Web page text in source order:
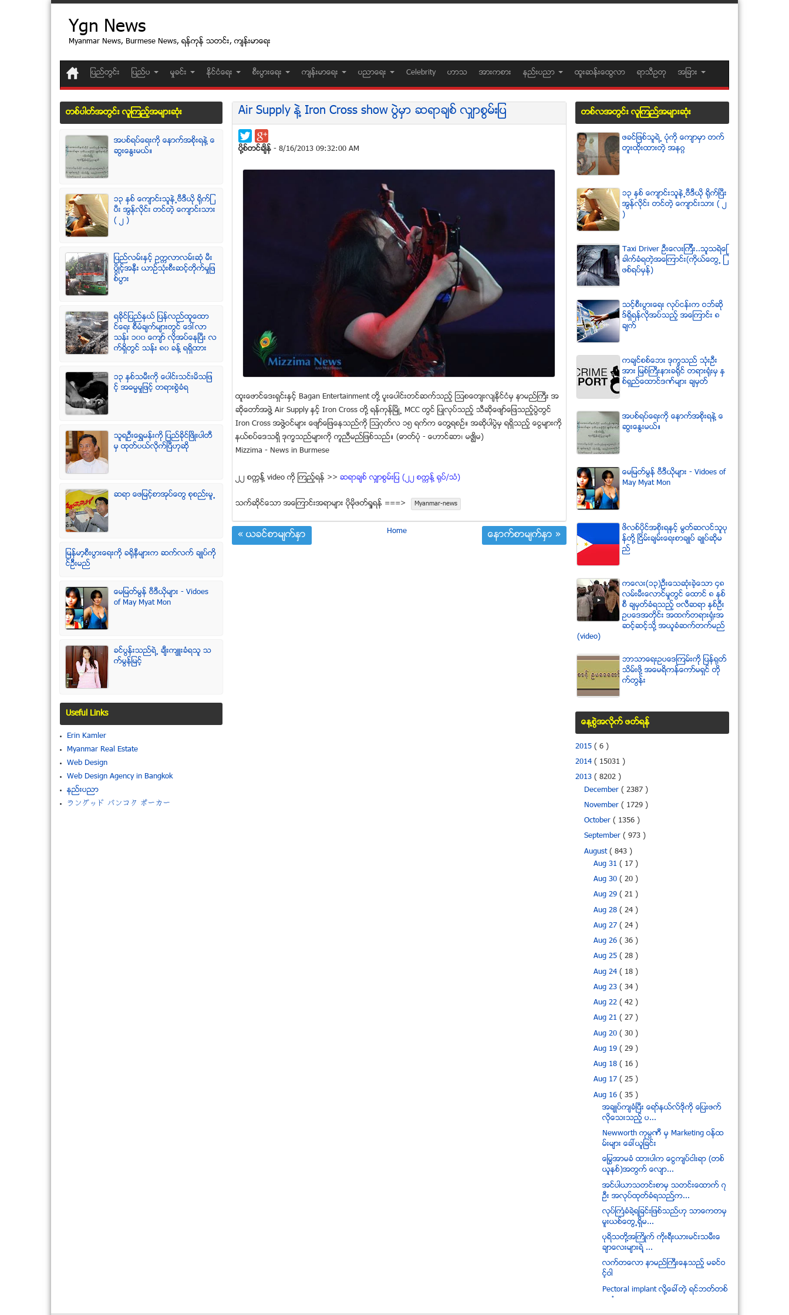
Ygn News
Myanmar News, Burmese News, ရန္ကုန္ သတင္း, က်န္းမာေရး
ျပည္တြင္း ျပည္ပ မႈခင္း ႏုိင္ငံေရး စီးပြားေရး က်န္းမာေရး ပညာေရး Celebrity ဟာသ အားကစား နည္းပညာ ထူးဆန္းေထြလာ ရာသီဥတု အျခား
Air Supply နဲ႔ Iron Cross show ပြဲမွာ ဆရာခ်စ္ လွ်ာစြမ္းျပ
ပုိ႔စ္တင္ခ်ိန္- 8/16/2013 09:32:00 AM
ထူးေဖာင္ေဒးရွင္းႏွင့္ Bagan Entertainment တို႔ ပူးေပါင္းတင္ဆက္သည့္ ၾသစေတ်းလ်ႏိုင္ငံမွ နာမည္ႀကီး အ
ဆိုေတာ္အဖြဲ႔ Air Supply ႏွင့္ Iron Cross တို႔ ရန္ကုန္ၿမိဳ႕ MCC တြင္ ျပဳလုပ္သည့္ သီဆိုေဖ်ာ္ေျဖသည့္ပြဲတြင္
Iron Cross အဖြဲ႔ဝင္မ်ား ေဖ်ာ္ေျဖေနသည္ကို ၾသဂုတ္လ ၁၅ ရက္က ေတြ႔ရစဥ္။ အဆိုပါပြဲမွ ရရွိသည့္ ေငြမ်ားကို
နယ္စပ္ေဒသရွိ ဒုကၡသည္မ်ားကို ကူညီမည္ျဖစ္သည္။ (ဓာတ္ပံု - ေဟာင္ဆာ၊ မဇၥ်ိမ)
Mizzima - News in Burmese
၂၂ စကၠန္္႔ video ကုိ ၾကည့္ရန္ >> ဆရာခ်စ္ လွ်ာစြမ္းျပ (၂၂ စကၠန္႔ ရုပ္/သံ)
သက္ဆုိင္ေသာ အေၾကာင္းအရာမ်ား ပုိမုိဖတ္ရႈရန္ ===> Myanmar-news
« ယခင္စာမ်က္ႏွာ Home ေနာက္စာမ်က္ႏွာ »
တစ္ပါတ္အတြင္း လူၾကည့္အမ်ားဆံုး
အပစ္ရပ္ေရးကို ေနာက္အစိုးရနဲ႔ ေ
ဆြးေႏြးမယ္။
၁၃ ႏွစ္ ေက်ာင္းသူနဲ႕ဗီဒီယို ရိုက္ျ
ပီး အြန္လိုင္း တင္တဲ့ ေက်ာင္းသား
( ၂ )
ျပည္လမ္းႏွင့္ ဥကၠလာလမ္းဆုံ မီး
ပြိဳင့္အနီး ယာဥ္သုံးစီးဆင့္တိုက္မႈျဖ
စ္ပြား
ရခုိင္ျပည္နယ္ ျပန္လည္ထူေထာ
င္ေရး စီမံခ်က္မ်ားတြင္ ေဒၚလာ
သန္း ၁၀၀ ေက်ာ္ လုိအပ္ေနၿပီး လ
က္ရွိတြင္ သန္း ၈၀ ခန္႔ ရရွိထား
၁၃ ႏွစ္သမီးကို ေပါင္းသင္းမိသျဖ
င့္ အဓမၼမႈျဖင့္ တရားစြဲခံရ
သူရဦးေရႊမန္းကို ျပည္ခိုင္ျဖိဳးပါတီ
မွ ထုတ္ပယ္လိုက္ျပီဟုဆို
ဆရာ ေဖျမင့္စာအုပ္ေတြ စုစည္းမူ႕
ျမန္မာ့စီးပြားေရးကို ခရိုနီမ်ားက ဆက္လက္ ခ်ဳပ္ကို
င္ဥိီးမည္
ေမျမတ္မြန္ ဗီဒီယုိမ်ား - Vidoes
of May Myat Mon
ခင္ပြန္းသည္ရဲ႕ ခ်ီးက်ဴးခံရသူ သ
က္မြန္ျမင့္
Useful Links
Erin Kamler
Myanmar Real Estate
Web Design
Web Design Agency in Bangkok
နည္းပညာ
ラングッド バンコク ポーカー
တစ္လအတြင္း လူၾကည္႔အမ်ားဆံုး
ဖခင္ျဖစ္သူရဲ႕ ပံုကို ေက်ာမွာ တက္
တူးထိုးထားတဲ့ အနဂၢ
၁၃ ႏွစ္ ေက်ာင္းသူနဲ႕ဗီဒီယို ရိုက္ျပီး
အြန္လိုင္း တင္တဲ့ ေက်ာင္းသား ( ၂
)
Taxi Driver ဦးေလးၾကီး..သူသရဲေျ
ခာက္ခံရတဲ့အေၾကာင္း(ကိုယ္ေတြ႕ ျ
ဖစ္ရပ္မွန္)
သင့္စီးပြားေရး လုပ္ငန္းက ဝဘ္ဆို
ဒ္ရွိရန္လိုအပ္သည့္ အေၾကာင္း ၈
ခ်က္
ကခ်င္စစ္ေဘး ဒုကၡသည္ သံုးဦး
အား ျမစ္ႀကီးနားခရိုင္ တရားရံုးမွ ႏွ
စ္ရွည္ေထာင္ဒဏ္မ်ား ခ်မွတ္
အပစ္ရပ္ေရးကို ေနာက္အစိုးရနဲ႔ ေ
ဆြးေႏြးမယ္။
ေမျမတ္မြန္ ဗီဒီယုိမ်ား - Vidoes of
May Myat Mon
ဖိလစ္ပိုင္အစိုးရႏွင့္ မြတ္ဆလင္သူပု
န္တို႔ ၿငိမ္းခ်မ္းေရးစာခ်ဳပ္ ခ်ဳပ္ဆိုမ
ည္
ကေလး(၁၃)ဦးေသဆံုးခဲ့ေသာ ၄၈
လမ္းမီးေလာင္မႈတြင္ ေထာင္ ၈ ႏွစ္
စီ ခ်မွတ္ခံရသည့္ ဗလီဆရာ ႏွစ္ဦး
ဥပေဒအတိုင္း အထက္တရားရံုးအ
ဆင့္ဆင့္သို႔ အယူခံဆက္တက္မည္
(video)
ဘာသာေရးဥပေဒၾကမ္းကို ျပန္ရုတ္
သိမ္းဖို႔ အေမရိကန္ေကာ္မရွင္ တို
က္တြန္း
ေန႔စြဲအလိုက္ ဖတ္ရန္
2015 ( 6 )
2014 ( 15031 )
2013 ( 8202 )
December( 2387 )
November( 1729 )
October( 1356 )
September( 973 )
August( 843 )
Aug 31 ( 17 )
Aug 30 ( 20 )
Aug 29 ( 21 )
Aug 28 ( 24 )
Aug 27 ( 24 )
Aug 26 ( 36 )
Aug 25 ( 28 )
Aug 24 ( 18 )
Aug 23 ( 34 )
Aug 22 ( 42 )
Aug 21 ( 27 )
Aug 20 ( 30 )
Aug 19 ( 29 )
Aug 18 ( 16 )
Aug 17 ( 25 )
Aug 16 ( 35 )
အခ်ဳပ္က်ခံၿပီး ေရာ္နယ္လ္ဒိုကို ေျပးဖက္
လိုေသးသည့္ ပ...
Newworth ကုမၸဏီ မွ Marketing ဝန္ထ
မ္းမ်ား ေခၚယူျခင္း
ေႁမြအာမခံ ထားပါက ေငြက်ပ္ငါးရာ (တစ္
ယူနစ္)အတြက္ ေလ်ာ...
အင္ပါယာသတင္းစာမွ သတင္းေထာက္ ၇
ဦး အလုပ္ထုတ္ခံရသည္႔က...
လုပ္ႀကံခံခဲ႔ရျခင္းျဖစ္သည္ဟု သာေကတမွ
မူးယစ္ေတြ႕ရွိမ...
ပုရိသတို႔အႀကိဳက္ ကိုးရီးယားမင္းသမီးေ
ခ်ာေလးမ်ားရဲ႔ ...
လက္တေလာ နာမည္ႀကီးေနသည့္ မခင္ဝ
င့္ဝါ
Pectoral implant လို႔ေခၚတဲ့ ရင္ဘတ္တစ္
ခုလံုး ခြ...